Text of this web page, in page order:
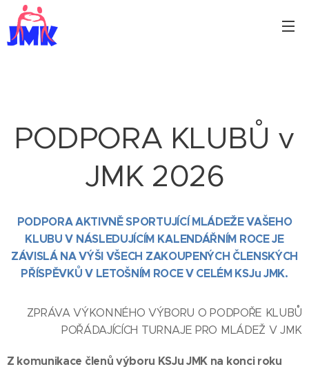
PODPORA KLUBŮ v
JMK 2026
PODPORA AKTIVNĚ SPORTUJÍCÍ MLÁDEŽE VAŠEHO
KLUBU V NÁSLEDUJÍCÍM KALENDÁŘNÍM ROCE JE
ZÁVISLÁ NA VÝŠI VŠECH ZAKOUPENÝCH ČLENSKÝCH
PŘÍSPĚVKŮ V LETOŠNÍM ROCE V CELÉM KSJu JMK.
ZPRÁVA VÝKONNÉHO VÝBORU O PODPOŘE KLUBŮ
POŘÁDAJÍCÍCH TURNAJE PRO MLÁDEŽ V JMK
Z komunikace členů výboru KSJu JMK na konci roku